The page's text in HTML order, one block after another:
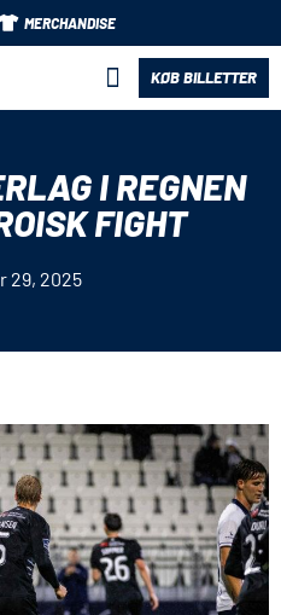
MERCHANDISE
KØB BILLETTER
I REGNEN
FIGHT
29, 2025